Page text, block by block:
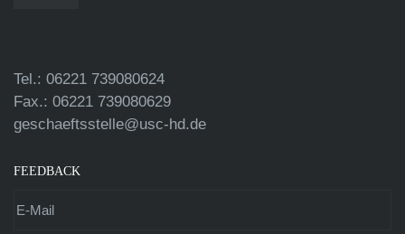
Tel.: 06221 739080624
Fax.: 06221 739080629
geschaeftsstelle@usc-hd.de
FEEDBACK